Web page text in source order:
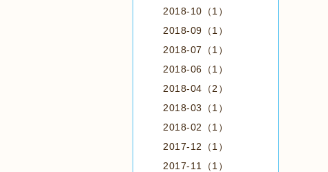
2018-10（1）
2018-09（1）
2018-07（1）
2018-06（1）
2018-04（2）
2018-03（1）
2018-02（1）
2017-12（1）
2017-11（1）